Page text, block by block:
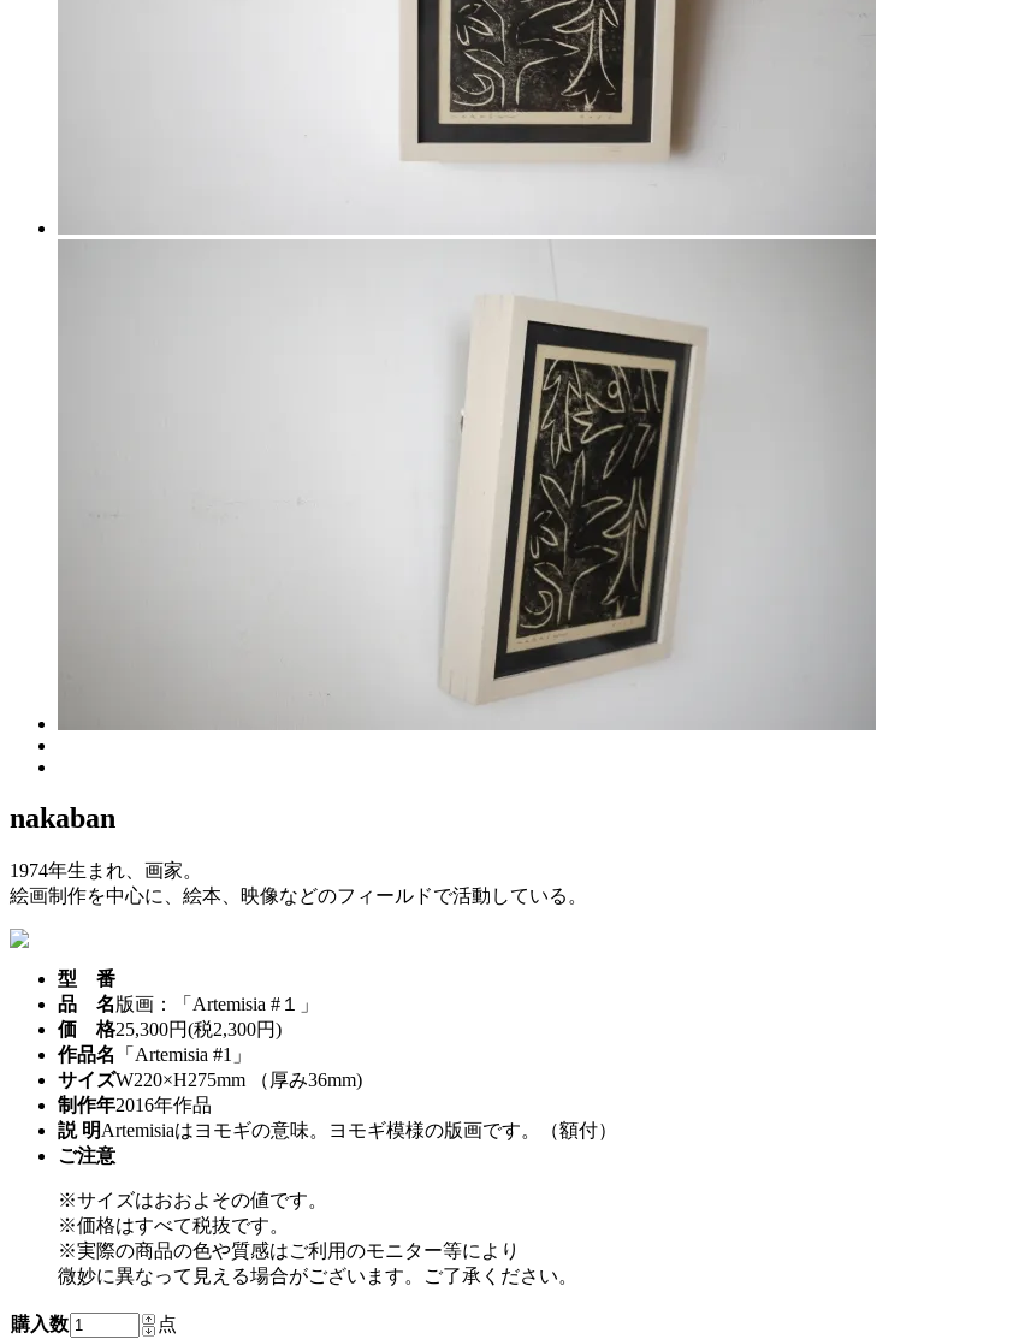
nakaban
1974年生まれ、画家。
絵画制作を中心に、絵本、映像などのフィールドで活動している。
型 番
品 名版画：「Artemisia #１」
価 格25,300円(税2,300円)
作品名
「Artemisia #1」
サイズW220×H275mm （厚み36mm)
制作年2016年作品
説 明Artemisiaはヨモギの意味。ヨモギ模様の版画です。（額付）
ご注意
※サイズはおおよその値です。
※価格はすべて税抜です。
※実際の商品の色や質感はご利用のモニター等により
微妙に異なって見える場合がございます。ご了承ください。
購入数 点